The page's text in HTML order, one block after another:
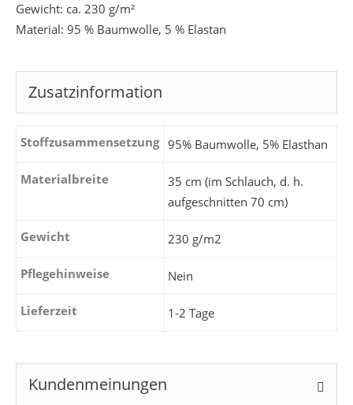
Gewicht: ca. 230 g/m²
Material: 95 % Baumwolle, 5 % Elastan
Zusatzinformation
Stoffzusammensetzung 95% Baumwolle, 5% Elasthan
Materialbreite
35 cm (im Schlauch, d. h.
aufgeschnitten 70 cm)
Gewicht 230 g/m2
Pflegehinweise Nein
Lieferzeit 1-2 Tage
Kundenmeinungen